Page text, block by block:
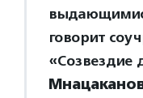
говорит
«Созвездие